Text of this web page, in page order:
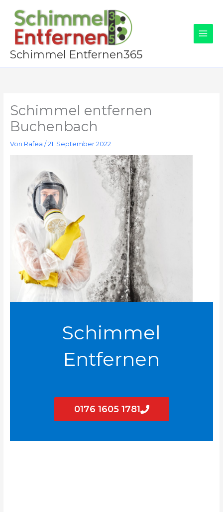
Inhalt
springen
Schimmel Entfernen365
Schimmel entfernen
Buchenbach
Von Rafea /21. September 2022
Schimmel
Entfernen
0176 1605 1781